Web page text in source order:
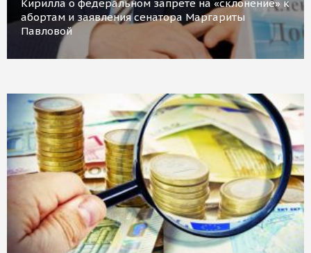
Кирилла о федеральном запрете на «склонение» к
абортам и заявления сенатора Маргариты
Павловой